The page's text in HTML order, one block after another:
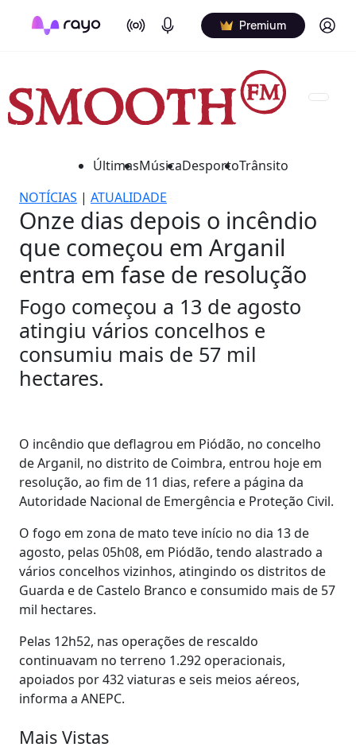
On Air Podcasts Premium Log in
ÚltimasMúsicaDesportoTrânsito
NOTÍCIAS | ATUALIDADE
Onze dias depois o incêndio
que começou em Arganil
entra em fase de resolução
Fogo começou a 13 de agosto
atingiu vários concelhos e
consumiu mais de 57 mil
hectares.
O incêndio que deflagrou em Piódão, no concelho
de Arganil, no distrito de Coimbra, entrou hoje em
resolução, ao fim de 11 dias, refere a página da
Autoridade Nacional de Emergência e Proteção Civil.
O fogo em zona de mato teve início no dia 13 de
agosto, pelas 05h08, em Piódão, tendo alastrado a
vários concelhos vizinhos, atingindo os distritos de
Guarda e de Castelo Branco e consumido mais de 57
mil hectares.
Pelas 12h52, nas operações de rescaldo
continuavam no terreno 1.292 operacionais,
apoiados por 432 viaturas e seis meios aéreos,
informa a ANEPC.
Mais Vistas